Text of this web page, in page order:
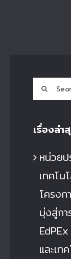
Search
for:
เรื่องล่า
หน่วย
เทคโน
โครงก
มุ่งสู่ก
และเท